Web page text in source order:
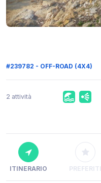
#239782 - OFF-ROAD (4X4)
2 attività
ITINERARIO PREFERITI